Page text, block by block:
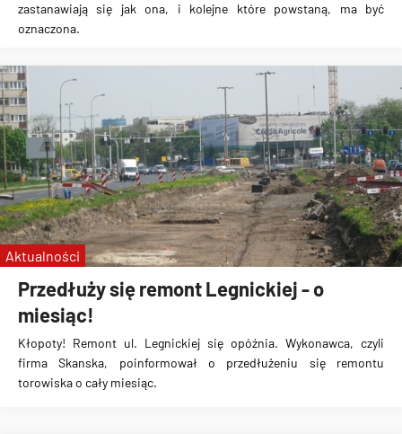
zastanawiają się jak ona, i kolejne które powstaną, ma być
oznaczona.
Przedłuży się remont Legnickiej - o
miesiąc!
Kłopoty! Remont ul. Legnickiej się opóźnia. Wykonawca, czyli
firma Skanska, poinformował o przedłużeniu się remontu
torowiska o cały miesiąc.
Aktualności